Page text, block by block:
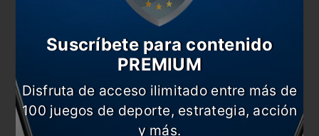
Suscríbete para contenido
PREMIUM
Disfruta de acceso ilimitado entre más de
100 juegos de deporte, estrategia, acción
y más.